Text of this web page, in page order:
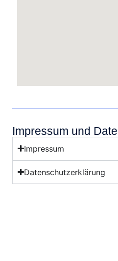
Impressum und
Impressum
Datenschutzerklärung